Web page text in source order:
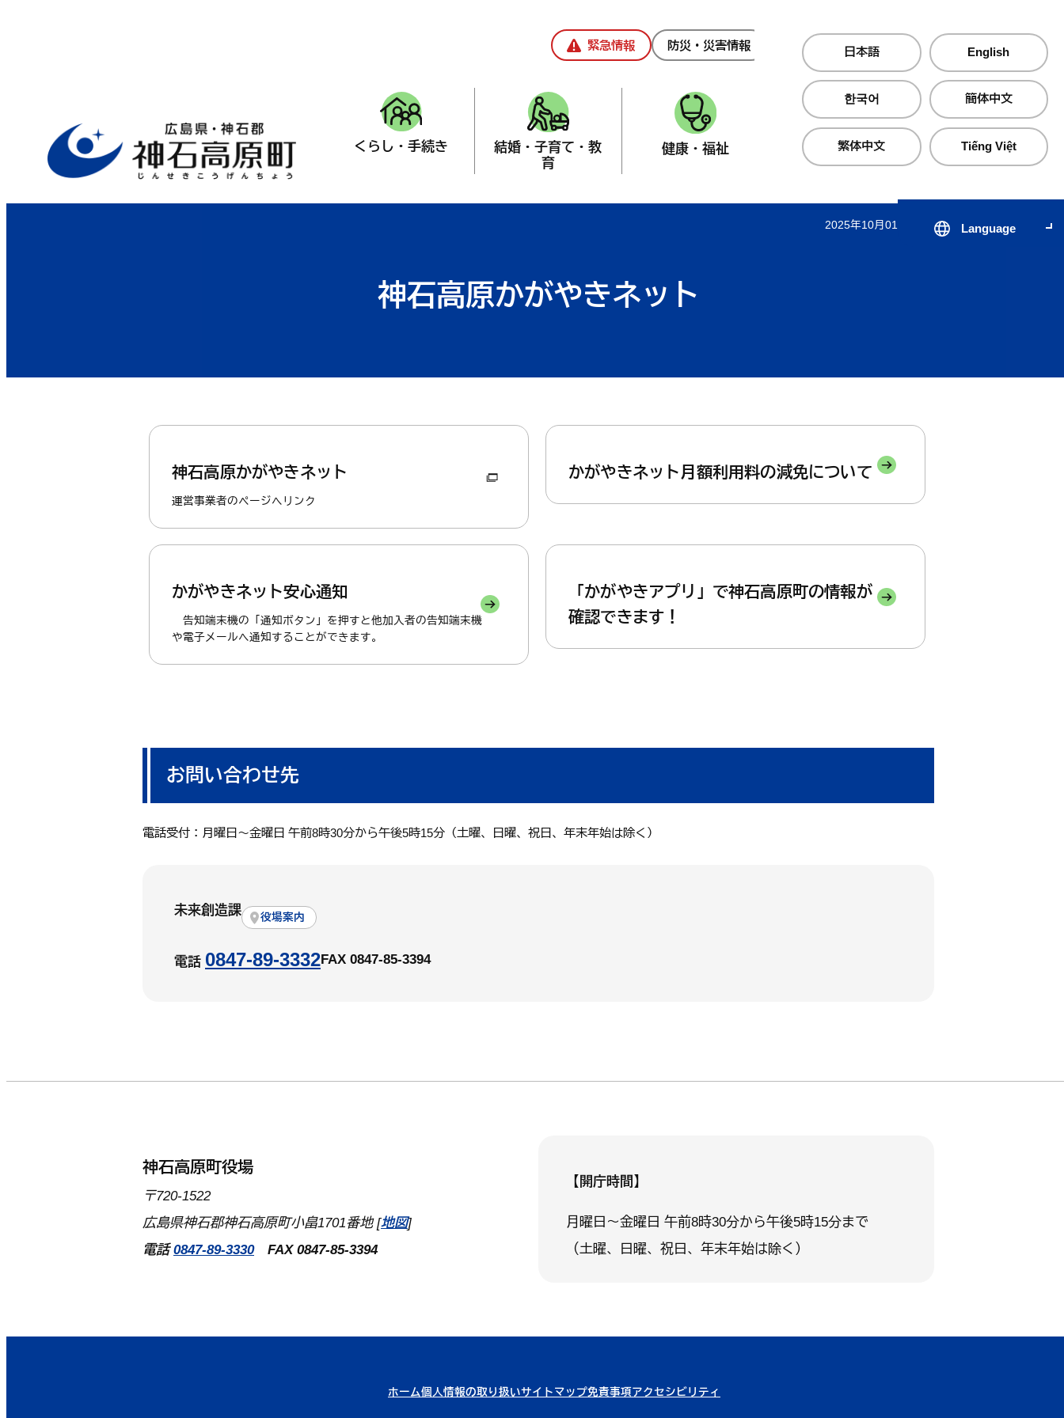
くらし・手続き
結婚・子育て・教
育
結婚・子育て・教育
結婚・子育て・教育トップ
こどもの健康
（健診・予防接種・医療）
小学校・中学校・高等学校
健康・福祉
健康・福祉
健康・福祉トップ
産業・仕事
産業・仕事
町政情報
緊急情報 防災・災害情報 夜間・休日診療
日本語 English
한국어 簡体中文
繁体中文 Tiếng Việt
Language
ホーム > 行政サイト > 役場案内
2025年10月01日 更新
神石高原かがやきネット
神石高原かがやきネット
運営事業者のページへリンク
かがやきネット月額利用料の減免について
かがやきネット安心通知
告知端末機の「通知ボタン」を押すと他加入者の告知端末機
や電子メールへ通知することができます。
「かがやきアプリ」で神石高原町の情報が
確認できます！
お問い合わせ先
電話受付：月曜日～金曜日 午前8時30分から午後5時15分（土曜、日曜、祝日、年末年始は除く）
未来創造課 役場案内
電話 0847-89-3332FAX 0847-85-3394
神石高原町役場
〒720-1522
広島県神石郡神石高原町小畠1701番地 [地図]
電話0847-89-3330FAX 0847-85-3394
【開庁時間】
月曜日～金曜日 午前8時30分から午後5時15分まで
（土曜、日曜、祝日、年末年始は除く）
ホーム個人情報の取り扱いサイトマップ免責事項アクセシビリティ